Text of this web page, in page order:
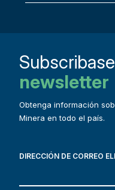
newsletter
Obtenga información
Minera en todo el país.
DIRECCIÓN DE CORREO